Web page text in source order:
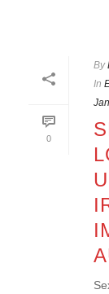
0
By
In